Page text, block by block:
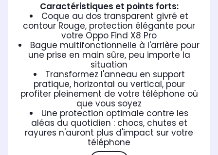
Caractéristiques et points forts:
Coque au dos transparent givré et
contour Rouge, protection élégante pour
votre Oppo Find X8 Pro
Bague multifonctionnelle à l'arrière pour
une prise en main sûre, peu importe la
situation
Transformez l'anneau en support
pratique, horizontal ou vertical, pour
profiter pleinement de votre téléphone où
que vous soyez
Une protection optimale contre les
aléas du quotidien : chocs, chutes et
rayures n'auront plus d'impact sur votre
téléphone